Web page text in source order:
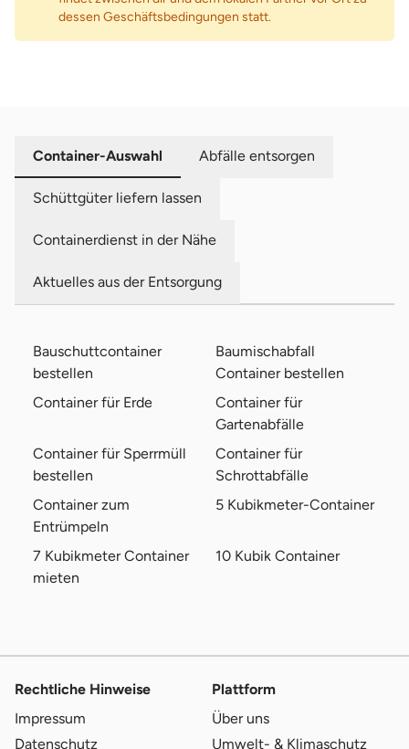
dessen Geschäftsbedingungen statt.
Container-Auswahl Abfälle entsorgen
Schüttgüter liefern lassen
Containerdienst in der Nähe
Aktuelles aus der Entsorgung
Bauschuttcontainer
bestellen
Baumischabfall
Container bestellen
Container für Erde
Container für
Gartenabfälle
Container für Sperrmüll
bestellen
Container für
Schrottabfälle
Container zum
Entrümpeln
5 Kubikmeter-Container
7 Kubikmeter Container
mieten
10 Kubik Container
Rechtliche Hinweise
Impressum
Datenschutz
Plattform
Über uns
Umwelt- & Klimaschutz